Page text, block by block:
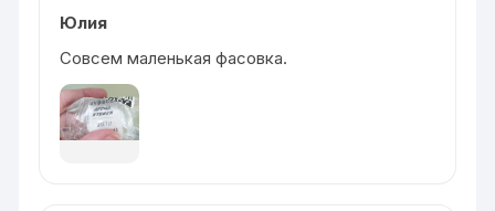
Юлия
Совсем маленькая фасовка.